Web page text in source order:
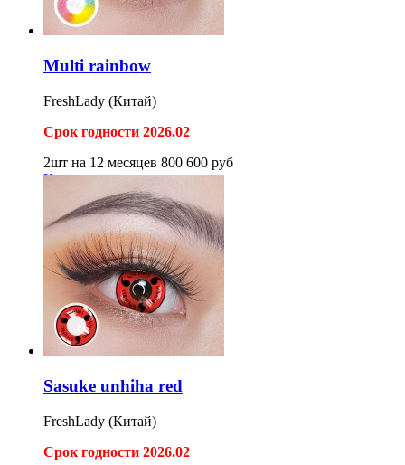
Multi rainbow
FreshLady (Китай)
Срок годности 2026.02
2шт на 12 месяцев 800 600 руб
Купить
Sasuke unhiha red
FreshLady (Китай)
Срок годности 2026.02